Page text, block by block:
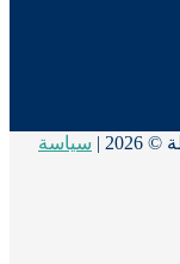
سياسة